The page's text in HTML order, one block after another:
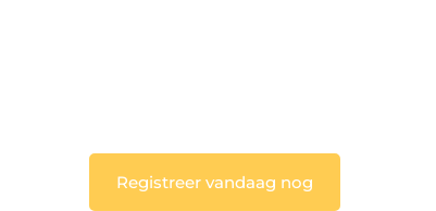
Registreer vandaag nog